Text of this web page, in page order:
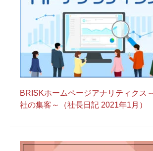
BRISKホームページアナリティクス
社の集客～（社長日記 2021年1月）